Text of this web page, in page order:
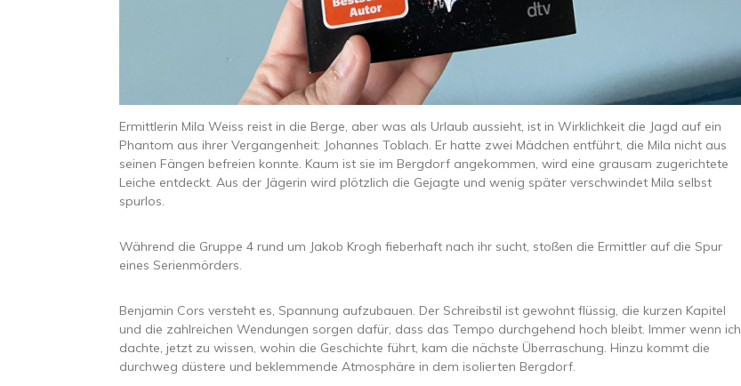
Ermittlerin Mila Weiss reist in die Berge, aber was als Urlaub aussieht, ist in Wirklichkeit die Jagd auf ein
Phantom aus ihrer Vergangenheit: Johannes Toblach. Er hatte zwei Mädchen entführt, die Mila nicht aus
seinen Fängen befreien konnte. Kaum ist sie im Bergdorf angekommen, wird eine grausam zugerichtete
Leiche entdeckt. Aus der Jägerin wird plötzlich die Gejagte und wenig später verschwindet Mila selbst
spurlos.
Während die Gruppe 4 rund um Jakob Krogh fieberhaft nach ihr sucht, stoßen die Ermittler auf die Spur
eines Serienmörders.
Benjamin Cors versteht es, Spannung aufzubauen. Der Schreibstil ist gewohnt flüssig, die kurzen Kapitel
und die zahlreichen Wendungen sorgen dafür, dass das Tempo durchgehend hoch bleibt. Immer wenn ich
dachte, jetzt zu wissen, wohin die Geschichte führt, kam die nächste Überraschung. Hinzu kommt die
durchweg düstere und beklemmende Atmosphäre in dem isolierten Bergdorf.